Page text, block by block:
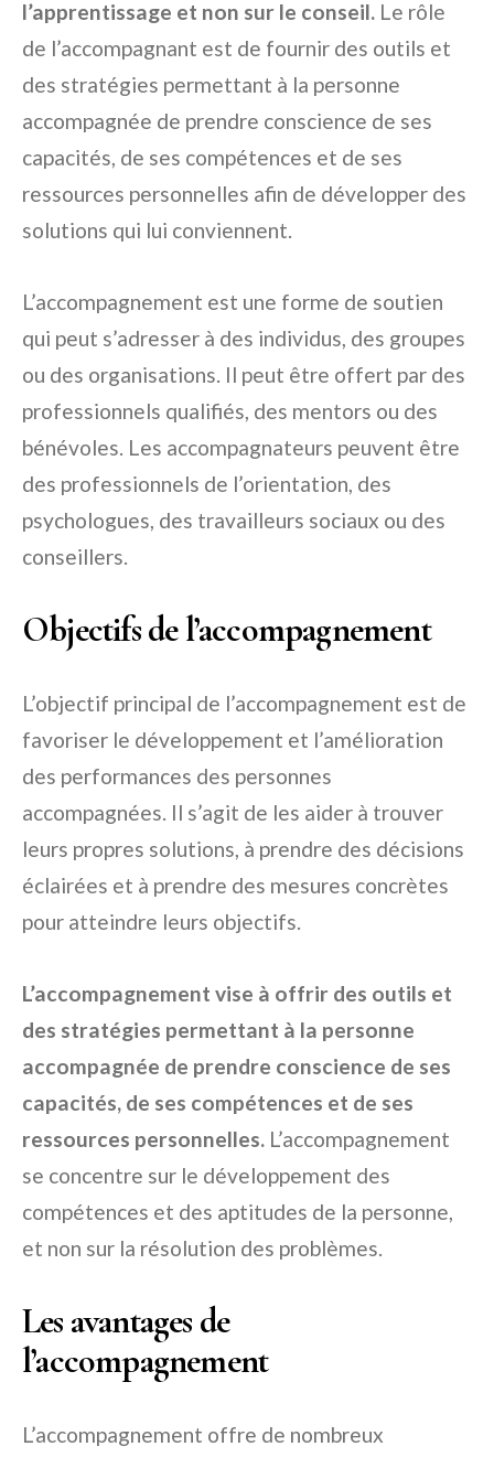
l’apprentissage et non sur le conseil. Le rôle
de l’accompagnant est de fournir des outils et
des stratégies permettant à la personne
accompagnée de prendre conscience de ses
capacités, de ses compétences et de ses
ressources personnelles afin de développer des
solutions qui lui conviennent.
L’accompagnement est une forme de soutien
qui peut s’adresser à des individus, des groupes
ou des organisations. Il peut être offert par des
professionnels qualifiés, des mentors ou des
bénévoles. Les accompagnateurs peuvent être
des professionnels de l’orientation, des
psychologues, des travailleurs sociaux ou des
conseillers.
Objectifs de l’accompagnement
L’objectif principal de l’accompagnement est de
favoriser le développement et l’amélioration
des performances des personnes
accompagnées. Il s’agit de les aider à trouver
leurs propres solutions, à prendre des décisions
éclairées et à prendre des mesures concrètes
pour atteindre leurs objectifs.
L’accompagnement vise à offrir des outils et
des stratégies permettant à la personne
accompagnée de prendre conscience de ses
capacités, de ses compétences et de ses
ressources personnelles. L’accompagnement
se concentre sur le développement des
compétences et des aptitudes de la personne,
et non sur la résolution des problèmes.
Les avantages de
l’accompagnement
L’accompagnement offre de nombreux